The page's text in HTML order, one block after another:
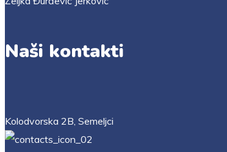
Naši kontakti
Kolodvorska 2B, Semeljci